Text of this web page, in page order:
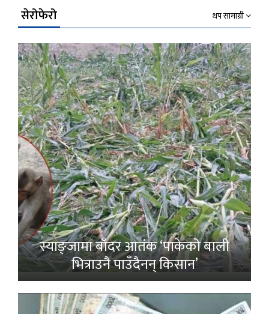
सेरोफेरो थप सामाग्री
स्याङ्जामा बाँदर आतंक ‘पाकेको बाली
भित्राउनै पाउँदैनन् किसान’